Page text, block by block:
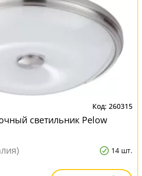
260315
светильник Pelow
14 шт.